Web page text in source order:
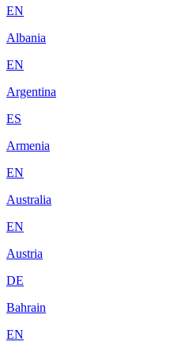
EN
Albania
EN
Argentina
ES
Armenia
EN
Australia
EN
Austria
DE
Bahrain
EN